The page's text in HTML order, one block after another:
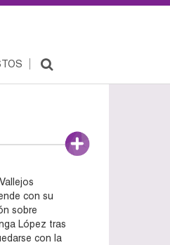
con su
sobre
López tras
con la